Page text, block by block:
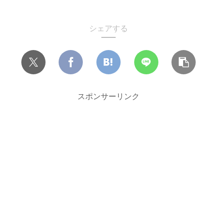
シェアする
スポンサーリンク